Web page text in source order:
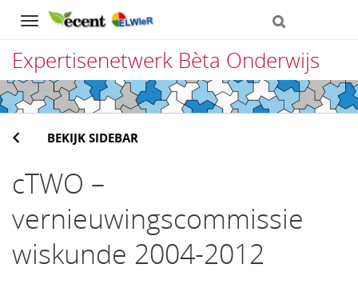
Navigation
Expertisenetwerk Bèta Onderwijs
Direct
naar
het
inhoud
BEKIJK SIDEBAR
cTWO –
vernieuwingscommissie
wiskunde 2004-2012